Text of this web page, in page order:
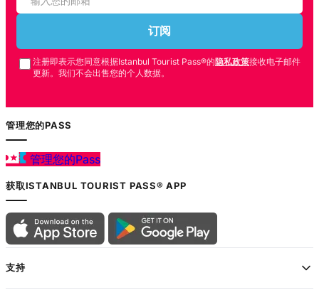
订阅
注册即表示您同意根据Istanbul Tourist Pass®的隐私政策接收电子邮件
更新。我们不会出售您的个人数据。
管理您的PASS
管理您的Pass
获取ISTANBUL TOURIST PASS® APP
支持